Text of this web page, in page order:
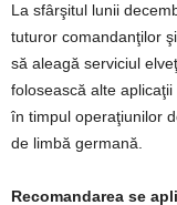
La sfârşitul lunii
tuturor comandanţilor
să aleagă serviciul
folosească alte
în timpul operaţiunilor
de limbă germană.
Recomandarea se